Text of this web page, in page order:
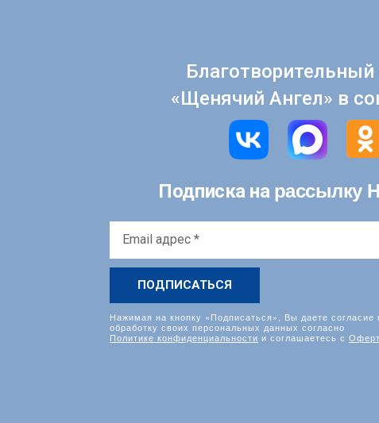
«Щенячий Ангел» в
Подписка на рассылку
адрес
*
Нажимая на кнопку «Подписаться», Вы даете согласие
обработку своих персональных данных согласно
Политике конфиденциальности и соглашаетесь с